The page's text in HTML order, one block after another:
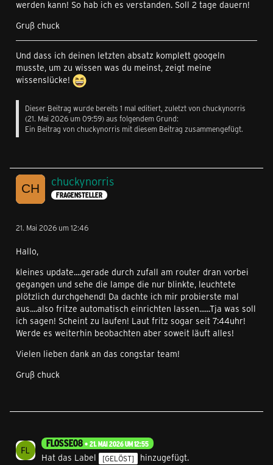
werden kann! So hab ich es verstanden. Soll 2 tage dauern!
Gruß chuck
Und dass ich deinen letzten absatz komplett googeln
musste, um zu wissen was du meinst, zeigt meine
wissenslücke!
Dieser Beitrag wurde bereits 1 mal editiert, zuletzt von chuckynorris
(21. Mai 2026 um 09:59) aus folgendem Grund:
Ein Beitrag von chuckynorris mit diesem Beitrag zusammengefügt.
chuckynorris
FRAGENSTELLER
21. Mai 2026 um 12:46
Hallo,
kleines update....gerade durch zufall am router dran vorbei
gegangen und sehe die lampe die nur blinkte, leuchtete
plötzlich durchgehend! Da dachte ich mir probierste mal
aus....also fritze automatisch einrichten lassen......Tja was soll
ich sagen! Scheint zu laufen! Laut fritz sogar seit 7:44uhr!
Werde es weiterhin beobachten aber soweit läuft alles!
Vielen lieben dank an das congstar team!
Gruß chuck
FLOSSE08 21. MAI 2026 UM 12:55
Hat das Label [GELÖST] hinzugefügt.